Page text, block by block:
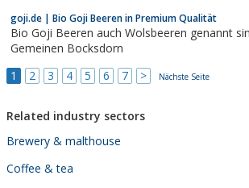
goji.de | Bio Goji Beeren in Premium Qualität
Bio Goji Beeren auch Wolsbeeren genannt
Gemeinen Bocksdorn
1
2 3 4 5 6 7 > Nächste Seite
Related industry sectors
Brewery & malthouse
Coffee & tea